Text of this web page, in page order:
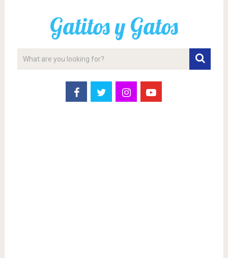
Gatitos y Gatos